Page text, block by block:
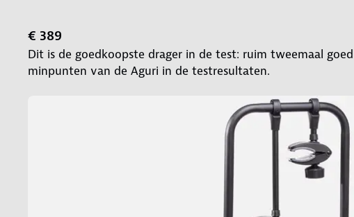
€ 389
Dit is de goedkoopste drager in de test: ruim tweemaal
minpunten van de Aguri in de testresultaten.